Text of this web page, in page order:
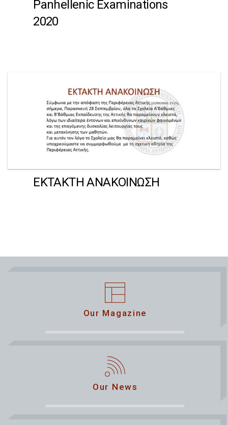
Panhellenic Examinations
2020
ΕΚΤΑΚΤΗ ΑΝΑΚΟΙΝΩΣΗ
Our Magazine
Our News